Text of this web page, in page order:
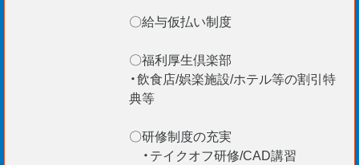
〇給与仮払い制度
〇福利厚生倶楽部
・飲食店/娯楽施設/ホテル等の割引特
典等
〇研修制度の充実
・テイクオフ研修/CAD講習